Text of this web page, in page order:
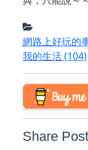
網路上好玩的
我的生活(104)
Share Post